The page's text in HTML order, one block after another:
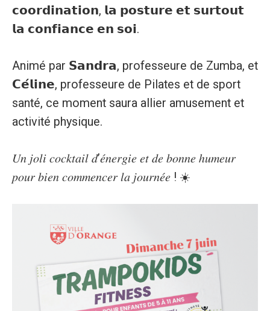
𝗰𝗼𝗼𝗿𝗱𝗶𝗻𝗮𝘁𝗶𝗼𝗻, 𝗹𝗮 𝗽𝗼𝘀𝘁𝘂𝗿𝗲 𝗲𝘁 𝘀𝘂𝗿𝘁𝗼𝘂𝘁
𝗹𝗮 𝗰𝗼𝗻𝗳𝗶𝗮𝗻𝗰𝗲 𝗲𝗻 𝘀𝗼𝗶.
Animé par 𝗦𝗮𝗻𝗱𝗿𝗮, professeure de Zumba, et
𝗖𝗲́𝗹𝗶𝗻𝗲, professeure de Pilates et de sport
santé, ce moment saura allier amusement et
activité physique.
𝑈𝑛 𝑗𝑜𝑙𝑖 𝑐𝑜𝑐𝑘𝑡𝑎𝑖𝑙 𝑑’𝑒́𝑛𝑒𝑟𝑔𝑖𝑒 𝑒𝑡 𝑑𝑒 𝑏𝑜𝑛𝑛𝑒 ℎ𝑢𝑚𝑒𝑢𝑟
𝑝𝑜𝑢𝑟 𝑏𝑖𝑒𝑛 𝑐𝑜𝑚𝑚𝑒𝑛𝑐𝑒𝑟 𝑙𝑎 𝑗𝑜𝑢𝑟𝑛𝑒́𝑒 ! ☀️